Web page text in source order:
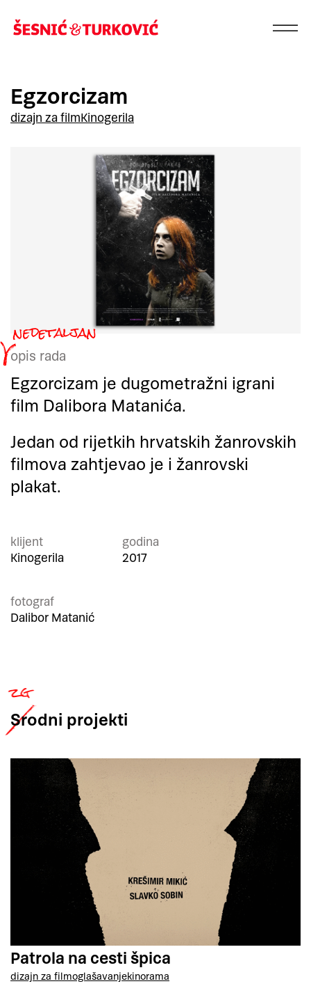
Egzorcizam
dizajn za filmKinogerila
opis rada
Egzorcizam je dugometražni igrani
film Dalibora Matanića.
Jedan od rijetkih hrvatskih žanrovskih
filmova zahtjevao je i žanrovski
plakat.
klijent
Kinogerila
godina
2017
fotograf
Dalibor Matanić
Srodni projekti
Patrola na cesti špica
dizajn za filmoglašavanjekinorama